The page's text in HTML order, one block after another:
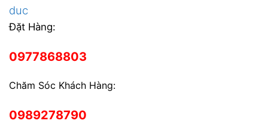
duc
Đặt Hàng:
0977868803
Chăm Sóc Khách Hàng:
0989278790